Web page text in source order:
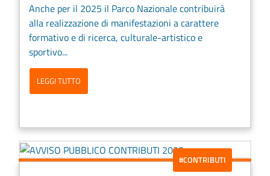
Anche per il 2025 il Parco Nazionale contribuirà
alla realizzazione di manifestazioni a carattere
formativo e di ricerca, culturale-artistico e
sportivo...
LEGGI TUTTO
#CONTRIBUTI